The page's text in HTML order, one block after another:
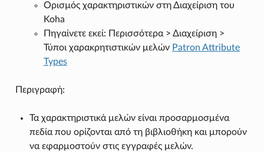
Ορισµός χαρακτηριστικών στη Διαχείριση του
Koha
Πηγαίνετε εκεί: Περισσότερα > Διαχείριση >
Τύποι χαρακρητιστικών μελών Patron Attribute
Types
Περιγραφή:
Τα χαρακτηριστικά μελών είναι προσαρμοσμένα
πεδία που ορίζονται από τη βιβλιοθήκη και μπορούν
να εφαρμοστούν στις εγγραφές μελών.